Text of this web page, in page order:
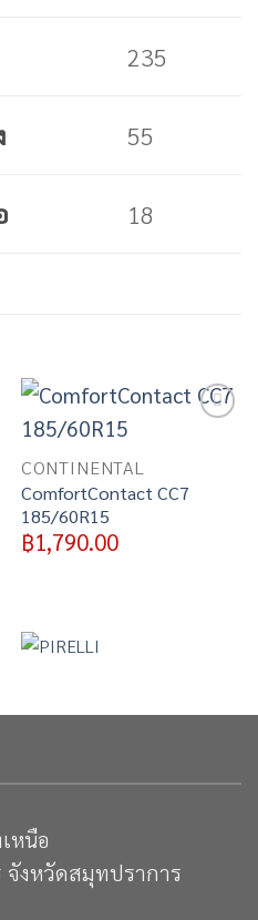
235
55
18
CONTINENTAL
ComfortContact CC7
185/60R15
฿1,790.00
หนือ
จังหวัดสมุทปราการ